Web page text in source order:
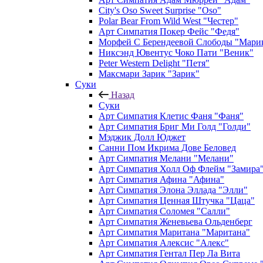
City's Oso Sweet Surprise "Oso"
Polar Bear From Wild West "Честер"
Арт Симпатия Покер Фейс "Федя"
Морфей С Берендеевой Слободы
Никсэнд Ювентус Чоко Пати "Веник"
Peter Western Delight "Петя"
Максмари Зарик "Зарик"
Суки
Назад
Суки
Арт Симпатия Клетис Фаня "Фаня"
Арт Симпатия Бриг Ми Голд "Голди"
Мэджик Долл Юджет
Санни Пом Икрима Дове Беловед
Арт Симпатия Мелани "Мелани"
Арт Симпатия Холл Оф Флейм
Арт Симпатия Афина "Афина"
Арт Симпатия Элона Эллада "Элли"
Арт Симпатия Ценная Штучка "Цаца"
Арт Симпатия Соломея "Салли"
Арт Симпатия Женевьева Ольденберг
Арт Симпатия Маритана "Маритана"
Арт Симпатия Алексис "Алекс"
Арт Симпатия Гентал Пер Ла Вита